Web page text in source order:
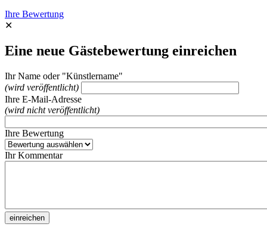
Ihre Bewertung
✕
Eine neue Gästebewertung einreichen
Ihr Name oder "Künstlername"
(wird veröffentlicht)
Ihre E-Mail-Adresse
(wird nicht veröffentlicht)
Ihre Bewertung
Ihr Kommentar